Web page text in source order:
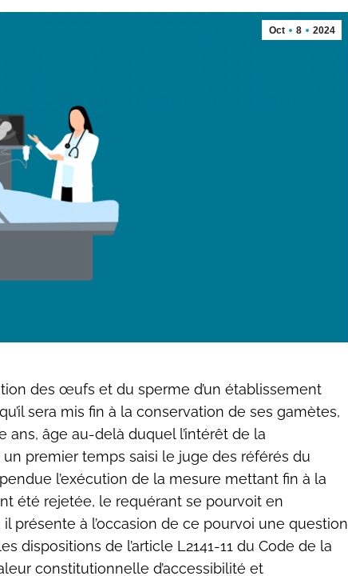
Oct 8 2024
des œufs et du sperme d’un établissement
sera mis fin à la conservation de ses gamètes,
ans, âge au-delà duquel l’intérêt de la
premier temps saisi le juge des référés du
l’exécution de la mesure mettant fin à la
été rejetée, le requérant se pourvoit en
présente à l’occasion de ce pourvoi une question
dispositions de l’article L2141-11 du Code de la
constitutionnelle d’accessibilité et